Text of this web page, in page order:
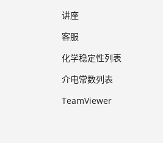
讲座
客服
化学稳定性列表
介电常数列表
TeamViewer